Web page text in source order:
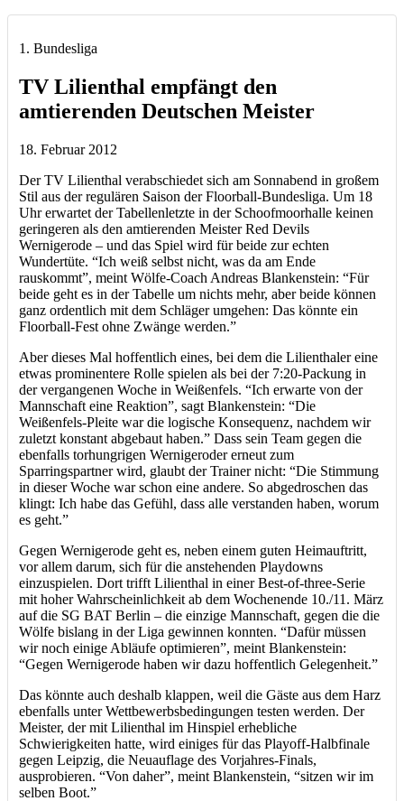
1. Bundesliga
TV Lilienthal empfängt den
amtierenden Deutschen Meister
18. Februar 2012
Der TV Lilienthal verabschiedet sich am Sonnabend in großem
Stil aus der regulären Saison der Floorball-Bundesliga. Um 18
Uhr erwartet der Tabellenletzte in der Schoofmoorhalle keinen
geringeren als den amtierenden Meister Red Devils
Wernigerode – und das Spiel wird für beide zur echten
Wundertüte. “Ich weiß selbst nicht, was da am Ende
rauskommt”, meint Wölfe-Coach Andreas Blankenstein: “Für
beide geht es in der Tabelle um nichts mehr, aber beide können
ganz ordentlich mit dem Schläger umgehen: Das könnte ein
Floorball-Fest ohne Zwänge werden.”
Aber dieses Mal hoffentlich eines, bei dem die Lilienthaler eine
etwas prominentere Rolle spielen als bei der 7:20-Packung in
der vergangenen Woche in Weißenfels. “Ich erwarte von der
Mannschaft eine Reaktion”, sagt Blankenstein: “Die
Weißenfels-Pleite war die logische Konsequenz, nachdem wir
zuletzt konstant abgebaut haben.” Dass sein Team gegen die
ebenfalls torhungrigen Wernigeroder erneut zum
Sparringspartner wird, glaubt der Trainer nicht: “Die Stimmung
in dieser Woche war schon eine andere. So abgedroschen das
klingt: Ich habe das Gefühl, dass alle verstanden haben, worum
es geht.”
Gegen Wernigerode geht es, neben einem guten Heimauftritt,
vor allem darum, sich für die anstehenden Playdowns
einzuspielen. Dort trifft Lilienthal in einer Best-of-three-Serie
mit hoher Wahrscheinlichkeit ab dem Wochenende 10./11. März
auf die SG BAT Berlin – die einzige Mannschaft, gegen die die
Wölfe bislang in der Liga gewinnen konnten. “Dafür müssen
wir noch einige Abläufe optimieren”, meint Blankenstein:
“Gegen Wernigerode haben wir dazu hoffentlich Gelegenheit.”
Das könnte auch deshalb klappen, weil die Gäste aus dem Harz
ebenfalls unter Wettbewerbsbedingungen testen werden. Der
Meister, der mit Lilienthal im Hinspiel erhebliche
Schwierigkeiten hatte, wird einiges für das Playoff-Halbfinale
gegen Leipzig, die Neuauflage des Vorjahres-Finals,
ausprobieren. “Von daher”, meint Blankenstein, “sitzen wir im
selben Boot.”